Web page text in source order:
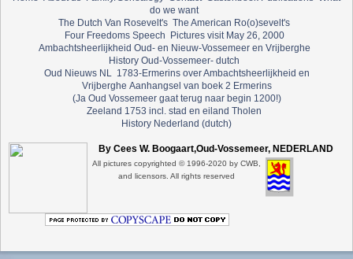
do we want
The Dutch Van Rosevelt's The American Ro(o)sevelt's
Four Freedoms Speech Pictures visit May 26, 2000
Ambachtsheerlijkheid Oud- en Nieuw-Vossemeer en Vrijberghe
History Oud-Vossemeer- dutch
Oud Nieuws NL
1783-Ermerins over Ambachtsheerlijkheid en
Vrijberghe Aanhangsel van boek 2 Ermerins
(Ja Oud Vossemeer gaat terug naar begin 1200!)
Zeeland 1753 incl. stad en eiland Tholen
History Nederland (dutch)
By Cees W. Boogaart,Oud-Vossemeer, NEDERLAND
All pictures copyrighted © 1996-2020 by CWB,
and licensors. All rights reserved